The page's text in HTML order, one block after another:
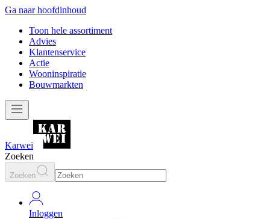
Ga naar hoofdinhoud
Toon hele assortiment
Advies
Klantenservice
Actie
Wooninspiratie
Bouwmarkten
Karwei
Zoeken
Zoeken
Inloggen